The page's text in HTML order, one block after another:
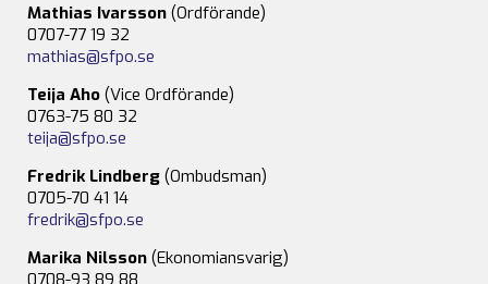
Mathias Ivarsson (Ordförande)
0707-77 19 32
mathias@sfpo.se
Teija Aho (Vice Ordförande)
0763-75 80 32
teija@sfpo.se
Fredrik Lindberg (Ombudsman)
0705-70 41 14
fredrik@sfpo.se
Marika Nilsson (Ekonomiansvarig)
0708-93 89 88